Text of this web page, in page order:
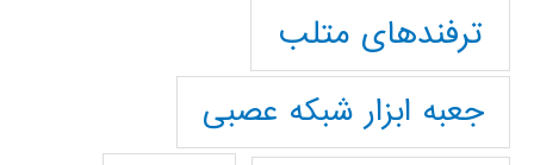
ترفندهای متلب
جعبه ابزار شبکه عصبی